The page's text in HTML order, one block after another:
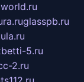
glasspb.ru
5.ru
2.ru